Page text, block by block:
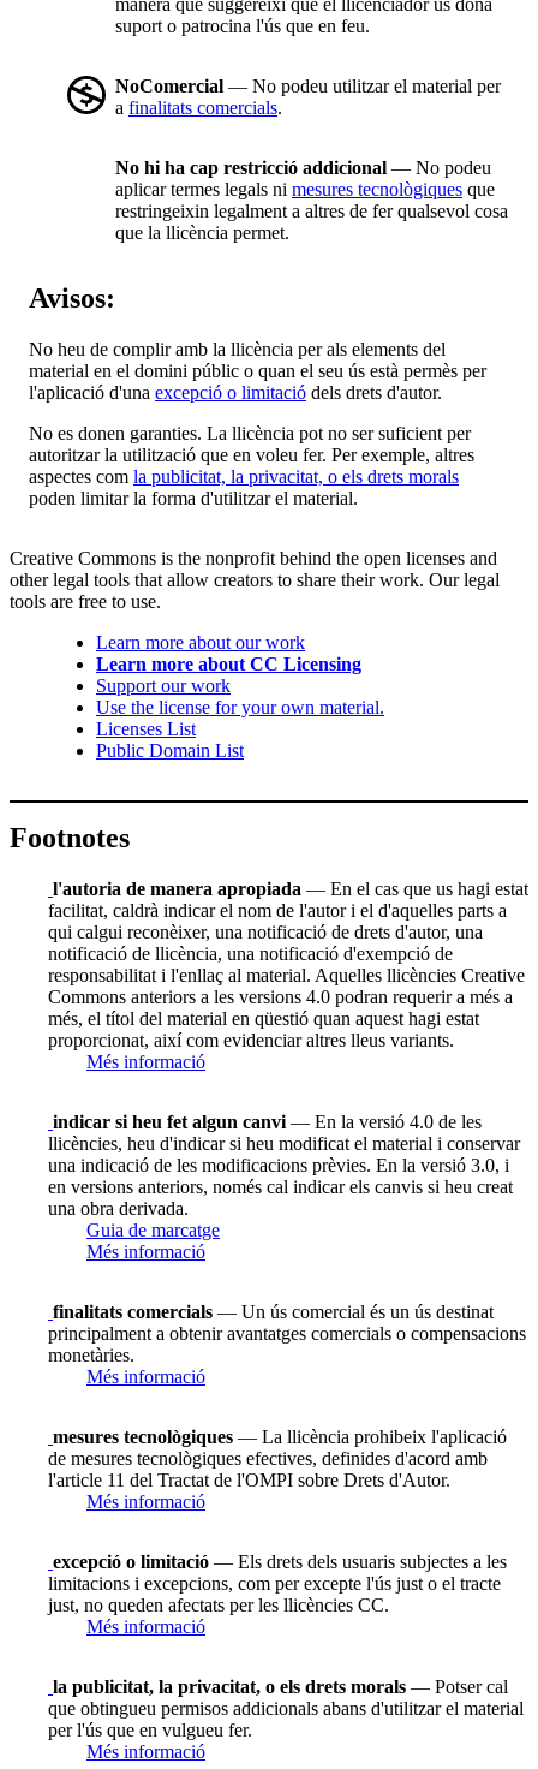
manera que suggereixi que el llicenciador us dóna
suport o patrocina l'ús que en feu.
NoComercial — No podeu utilitzar el material per
a finalitats comercials.
No hi ha cap restricció addicional — No podeu
aplicar termes legals ni mesures tecnològiques que
restringeixin legalment a altres de fer qualsevol cosa
que la llicència permet.
Avisos:
No heu de complir amb la llicència per als elements del
material en el domini públic o quan el seu ús està permès per
l'aplicació d'una excepció o limitació dels drets d'autor.
No es donen garanties. La llicència pot no ser suficient per
autoritzar la utilització que en voleu fer. Per exemple, altres
aspectes com la publicitat, la privacitat, o els drets morals
poden limitar la forma d'utilitzar el material.
Creative Commons is the nonprofit behind the open licenses and
other legal tools that allow creators to share their work. Our legal
tools are free to use.
Learn more about our work
Learn more about CC Licensing
Support our work
Use the license for your own material.
Licenses List
Public Domain List
Footnotes
l'autoria de manera apropiada — En el cas que us hagi estat
facilitat, caldrà indicar el nom de l'autor i el d'aquelles parts a
qui calgui reconèixer, una notificació de drets d'autor, una
notificació de llicència, una notificació d'exempció de
responsabilitat i l'enllaç al material. Aquelles llicències Creative
Commons anteriors a les versions 4.0 podran requerir a més a
més, el títol del material en qüestió quan aquest hagi estat
proporcionat, així com evidenciar altres lleus variants.
Més informació
indicar si heu fet algun canvi — En la versió 4.0 de les
llicències, heu d'indicar si heu modificat el material i conservar
una indicació de les modificacions prèvies. En la versió 3.0, i
en versions anteriors, només cal indicar els canvis si heu creat
una obra derivada.
Guia de marcatge
Més informació
finalitats comercials — Un ús comercial és un ús destinat
principalment a obtenir avantatges comercials o compensacions
monetàries.
Més informació
mesures tecnològiques — La llicència prohibeix l'aplicació
de mesures tecnològiques efectives, definides d'acord amb
l'article 11 del Tractat de l'OMPI sobre Drets d'Autor.
Més informació
excepció o limitació — Els drets dels usuaris subjectes a les
limitacions i excepcions, com per excepte l'ús just o el tracte
just, no queden afectats per les llicències CC.
Més informació
la publicitat, la privacitat, o els drets morals — Potser cal
que obtingueu permisos addicionals abans d'utilitzar el material
per l'ús que en vulgueu fer.
Més informació